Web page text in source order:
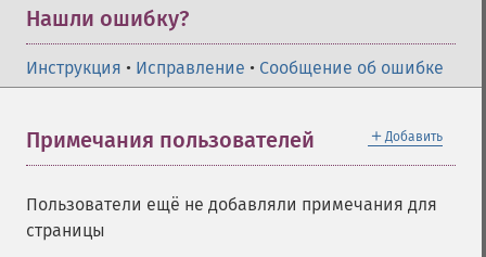
Нашли ошибку?
Инструкция • Исправление • Сообщение об ошибке
＋ Добавить
Примечания пользователей
Пользователи ещё не добавляли примечания для
страницы